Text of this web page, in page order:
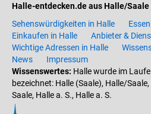
Halle-entdecken.de aus Halle/Saale
Sehenswürdigkeiten in Halle
Einkaufen in Halle
Anbieter &
Wichtige Adressen in Halle
News
Impressum
Wissenswertes: Halle wurde im
bezeichnet: Halle (Saale), Halle/
Saale, Halle a. S., Halle a. S.